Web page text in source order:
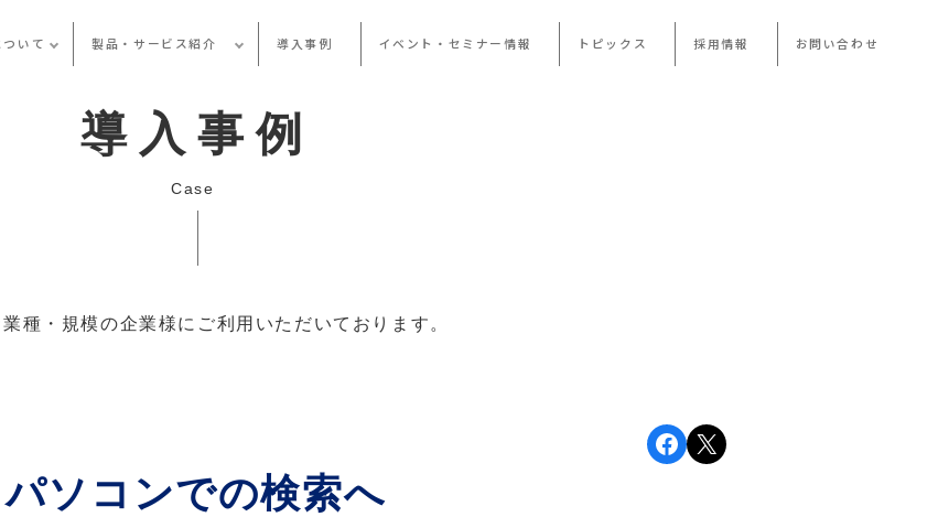
いて 製品・サービス紹介 導入事例 イベント・セミナー情報 トピックス 採用情報 お問い合わせ
導入事例
Case
種・規模の企業様にご利用いただいております。
Facebook
X
ソコンでの検索へ